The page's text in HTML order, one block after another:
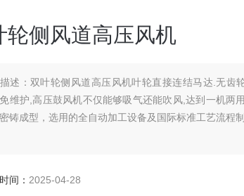
轮侧风道高压风机
述： 双叶轮侧风道高压风机叶轮直接连结马达.无齿
维护,高压鼓风机不仅能够吸气还能吹风,达到一机两
铸成型，选用的全自动加工设备及国际标准工艺流程制
间： 2025-04-28